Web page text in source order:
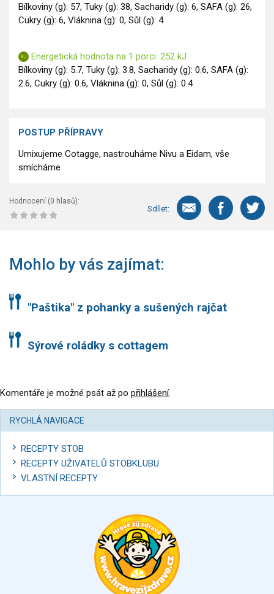
Bílkoviny (g): 57, Tuky (g): 38, Sacharidy (g): 6, SAFA (g): 26,
Cukry (g): 6, Vláknina (g): 0, Sůl (g): 4
Energetická hodnota na 1 porci: 252 kJ
Bílkoviny (g): 5.7, Tuky (g): 3.8, Sacharidy (g): 0.6, SAFA (g):
2.6, Cukry (g): 0.6, Vláknina (g): 0, Sůl (g): 0.4
POSTUP PŘÍPRAVY
Umixujeme Cotagge, nastrouháme Nivu a Eidam, vše
smícháme
Hodnocení (0 hlasů):
Sdílet:
Mohlo by vás zajímat:
"Paštika" z pohanky a sušených rajčat
Sýrové roládky s cottagem
Komentáře je možné psát až po přihlášení.
RYCHLÁ NAVIGACE
RECEPTY STOB
RECEPTY UŽIVATELŮ STOBKLUBU
VLASTNÍ RECEPTY